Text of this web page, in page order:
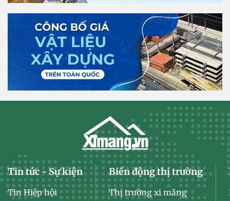
Tin tức - Sự kiện
Tin Hiệp hội
Biến động thị trường
Thị trường xi măng